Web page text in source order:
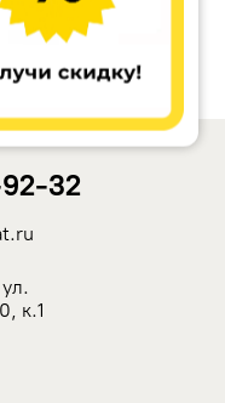
32
к.1